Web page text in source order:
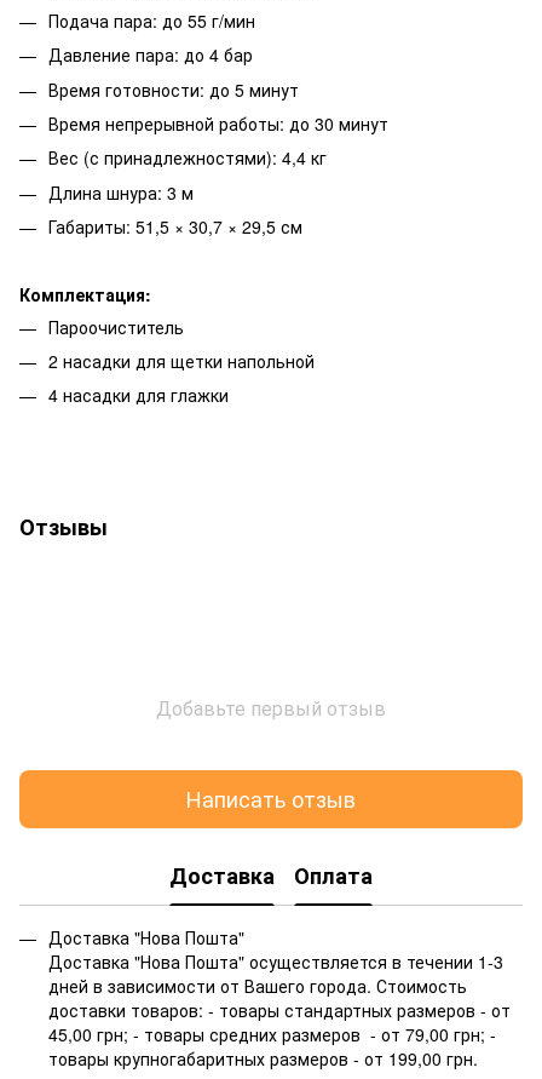
Подача пара: до 55 г/мин
Давление пара: до 4 бар
Время готовности: до 5 минут
Время непрерывной работы: до 30 минут
Вес (с принадлежностями): 4,4 кг
Длина шнура: 3 м
Габариты: 51,5 × 30,7 × 29,5 см
Комплектация:
Пароочиститель
2 насадки для щетки напольной
4 насадки для глажки
Отзывы
Добавьте первый отзыв
Написать отзыв
Доставка Оплата
Доставка "Нова Пошта"
Доставка "Нова Пошта" осуществляется в течении 1-3
дней в зависимости от Вашего города. Стоимость
доставки товаров: - товары стандартных размеров - от
45,00 грн; - товары средних размеров - от 79,00 грн; -
товары крупногабаритных размеров - от 199,00 грн.